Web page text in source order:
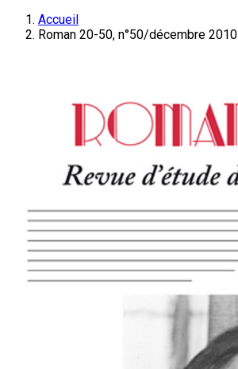
Accueil
Roman 20-50, n°50/décembre 2010